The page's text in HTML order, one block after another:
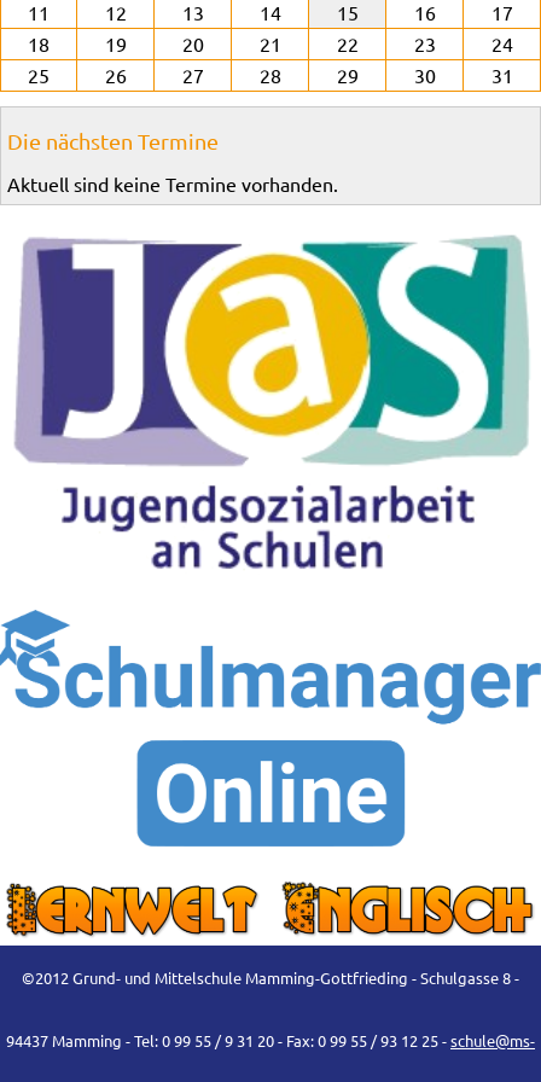
11
12 13 14 15 16
17
18
19 20 21 22 23
24
25
26 27 28 29 30 31
Die nächsten Termine
Aktuell sind keine Termine vorhanden.
©2012 Grund- und Mittelschule Mamming-Gottfrieding - Schulgasse 8 -
94437 Mamming - Tel: 0 99 55 / 9 31 20 - Fax: 0 99 55 / 93 12 25 -schule@ms-